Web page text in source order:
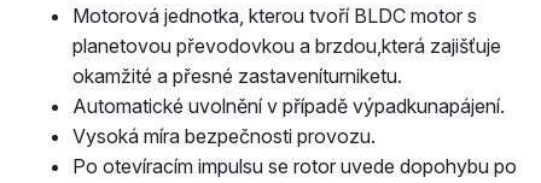
Motorová jednotka, kterou tvoří BLDC motor s
planetovou převodovkou a brzdou,která zajišťuje
okamžité a přesné zastaveníturniketu.
Automatické uvolnění v případě výpadkunapájení.
Vysoká míra bezpečnosti provozu.
Po otevíracím impulsu se rotor uvede dopohybu po